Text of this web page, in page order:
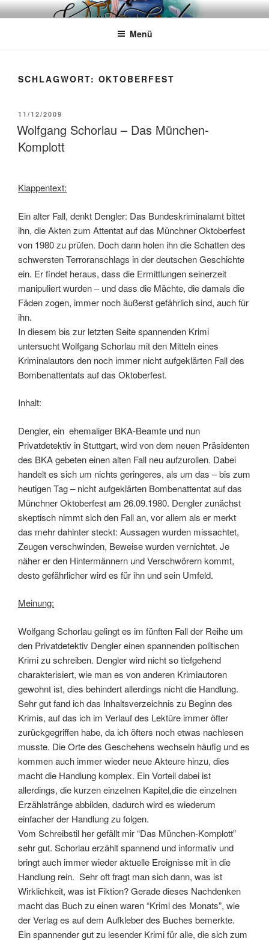
Zum
InhaltWÖRTERKATZE
Von Büchern erzählen
Menü
SCHLAGWORT: OKTOBERFEST
VERÖFFENTLICHT
AM
11/12/2009
Wolfgang Schorlau – Das München-
Komplott
Klappentext:
Ein alter Fall, denkt Dengler: Das Bundeskriminalamt bittet
ihn, die Akten zum Attentat auf das Münchner Oktoberfest
von 1980 zu prüfen. Doch dann holen ihn die Schatten des
schwersten Terroranschlags in der deutschen Geschichte
ein. Er findet heraus, dass die Ermittlungen seinerzeit
manipuliert wurden – und dass die Mächte, die damals die
Fäden zogen, immer noch äußerst gefährlich sind, auch für
ihn.
In diesem bis zur letzten Seite spannenden Krimi
untersucht Wolfgang Schorlau mit den Mitteln eines
Kriminalautors den noch immer nicht aufgeklärten Fall des
Bombenattentats auf das Oktoberfest.
Inhalt:
Dengler, ein ehemaliger BKA-Beamte und nun
Privatdetektiv in Stuttgart, wird von dem neuen Präsidenten
des BKA gebeten einen alten Fall neu aufzurollen. Dabei
handelt es sich um nichts geringeres, als um das – bis zum
heutigen Tag – nicht aufgeklärten Bombenattentat auf das
Münchner Oktoberfest am 26.09.1980. Dengler zunächst
skeptisch nimmt sich den Fall an, vor allem als er merkt
das mehr dahinter steckt: Aussagen wurden missachtet,
Zeugen verschwinden, Beweise wurden vernichtet. Je
näher er den Hintermännern und Verschwörern kommt,
desto gefährlicher wird es für ihn und sein Umfeld.
Meinung:
Wolfgang Schorlau gelingt es im fünften Fall der Reihe um
den Privatdetektiv Dengler einen spannenden politischen
Krimi zu schreiben. Dengler wird nicht so tiefgehend
charakterisiert, wie man es von anderen Krimiautoren
gewohnt ist, dies behindert allerdings nicht die Handlung.
Sehr gut fand ich das Inhaltsverzeichnis zu Beginn des
Krimis, auf das ich im Verlauf des Lektüre immer öfter
zurückgegriffen habe, da ich öfters noch etwas nachlesen
musste. Die Orte des Geschehens wechseln häufig und es
kommen auch immer wieder neue Akteure hinzu, dies
macht die Handlung komplex. Ein Vorteil dabei ist
allerdings, die kurzen einzelnen Kapitel,die die einzelnen
Erzählstränge abbilden, dadurch wird es wiederum
einfacher der Handlung zu folgen.
Vom Schreibstil her gefällt mir “Das München-Komplott”
sehr gut. Schorlau erzählt spannend und informativ und
bringt auch immer wieder aktuelle Ereignisse mit in die
Handlung rein. Sehr oft fragt man sich dann, was ist
Wirklichkeit, was ist Fiktion? Gerade dieses Nachdenken
macht das Buch zu einen waren “Krimi des Monats”, wie
der Verlag es auf dem Aufkleber des Buches bemerkte.
Ein spannender gut zu lesender Krimi für alle, die sich zum